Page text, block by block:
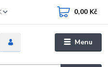
Menu
0,00 Kč